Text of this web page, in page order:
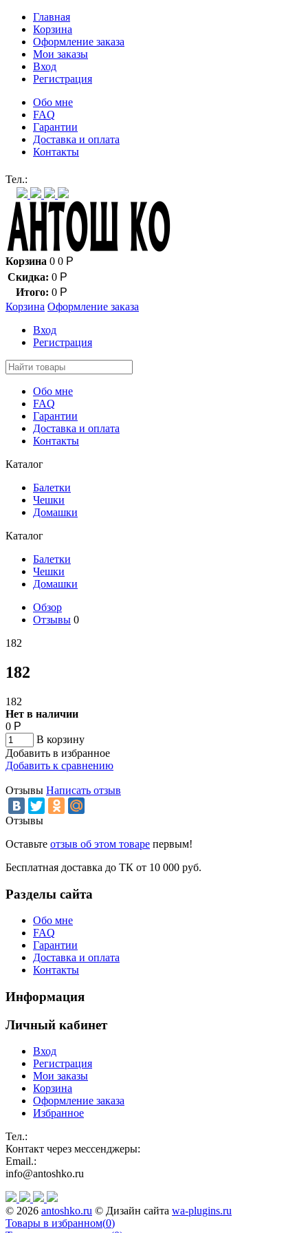
Главная
Корзина
Оформление заказа
Мои заказы
Вход
Регистрация
Обо мне
FAQ
Гарантии
Доставка и оплата
Контакты
Тел.:
Корзина 0 0 Р
Скидка: 0 Р
Итого: 0 Р
Корзина Оформление заказа
Вход
Регистрация
Обо мне
FAQ
Гарантии
Доставка и оплата
Контакты
Каталог
Балетки
Чешки
Домашки
Каталог
Балетки
Чешки
Домашки
Обзор
Отзывы 0
182
182
182
Нет в наличии
0 Р
В корзину
Добавить в избранное
Добавить к сравнению
Отзывы Написать отзыв
Отзывы
Оставьте отзыв об этом товаре первым!
Бесплатная доставка до ТК от 10 000 руб.
Разделы сайта
Обо мне
FAQ
Гарантии
Доставка и оплата
Контакты
Информация
Личный кабинет
Вход
Регистрация
Мои заказы
Корзина
Оформление заказа
Избранное
Тел.:
Контакт через мессенджеры:
Email.:
info@antoshko.ru
© 2026 antoshko.ru © Дизайн сайта wa-plugins.ru
Товары в избранном(0)